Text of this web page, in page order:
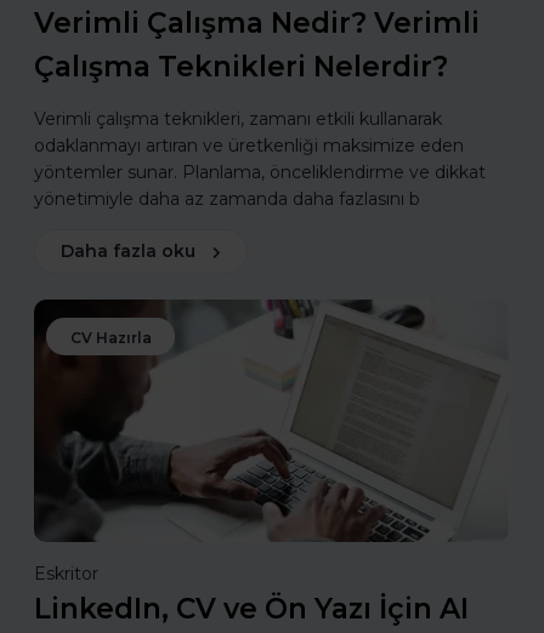
Verimli Çalışma Nedir? Verimli
Çalışma Teknikleri Nelerdir?
Verimli çalışma teknikleri, zamanı etkili kullanarak
odaklanmayı artıran ve üretkenliği maksimize eden
yöntemler sunar. Planlama, önceliklendirme ve dikkat
yönetimiyle daha az zamanda daha fazlasını b
Daha fazla oku
CV Hazırla
Eskritor
LinkedIn, CV ve Ön Yazı İçin AI